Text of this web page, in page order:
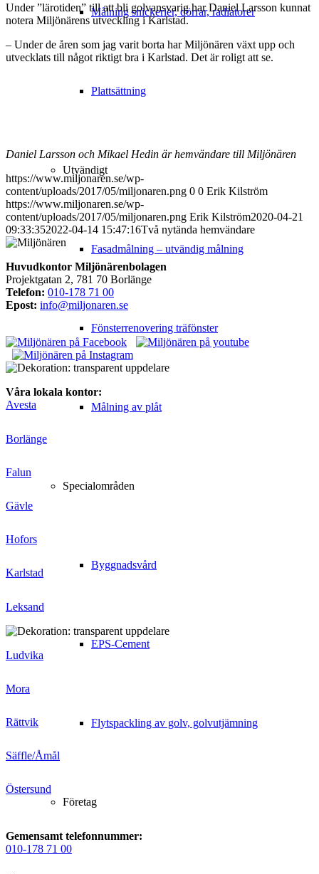
Målning snickerier, dörrar, radiatorer
Plattsättning
Utvändigt
Fasadmålning – utvändig målning
Fönsterrenovering träfönster
Målning av plåt
Specialområden
Byggnadsvård
EPS-Cement
Flytspackling av golv, golvutjämning
Företag
Under ”lärotiden” till att bli golvansvarig har Daniel Larsson kunnat
notera Miljönärens utveckling i Karlstad.
– Under de åren som jag varit borta har Miljönären växt upp och
utvecklats till något riktigt bra i Karlstad. Det är roligt att se.
Daniel Larsson och Mikael Hedin är hemvändare till Miljönären
https://www.miljonaren.se/wp-
content/uploads/2017/05/miljonaren.png 0 0 Erik Kilström
https://www.miljonaren.se/wp-
content/uploads/2017/05/miljonaren.png Erik Kilström2020-04-21
09:33:352022-04-14 15:47:16Två nytända hemvändare
Huvudkontor Miljönärenbolagen
Projektgatan 2, 781 70 Borlänge
Telefon: 010-178 71 00
Epost: info@miljonaren.se
Våra lokala kontor:
Avesta
Borlänge
Falun
Gävle
Hofors
Karlstad
Leksand
Ludvika
Mora
Rättvik
Säffle/Åmål
Östersund
Gemensamt telefonnummer:
010-178 71 00